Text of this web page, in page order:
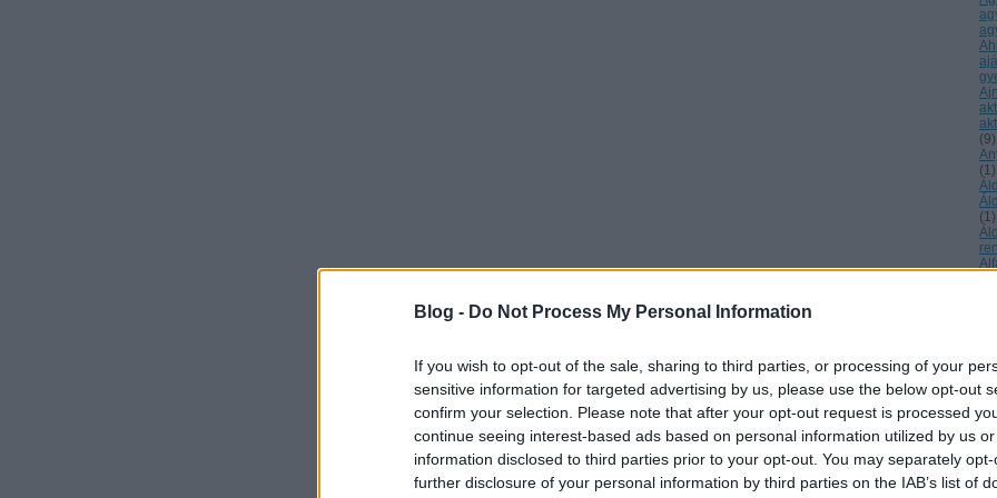
Blog - Do Not Process My Personal Information
If you wish to opt-out of the sale, sharing to third parties, or processing of your
sensitive information for targeted advertising by us, please use the below opt-out
confirm your selection. Please note that after your opt-out request is processed
continue seeing interest-based ads based on personal information utilized by us
information disclosed to third parties prior to your opt-out. You may separately
further disclosure of your personal information by third parties on the IAB’s list of
(9)
(1)
(1)